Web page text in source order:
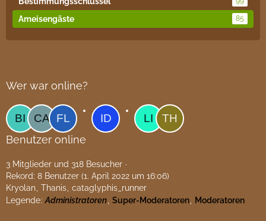
Ameisengäste 85
Wer war online?
Benutzer online
3 Mitglieder und 318 Besucher
Rekord: 8 Benutzer (1. April 2022 um 16:06)
Kryolan Thanis cataglyphis_runner
Legende Administratoren Super-Moderatoren Moderatoren